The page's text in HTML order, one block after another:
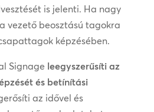
is jelenti. Ha nagy
vezető beosztású tagokra
képzésében.
Signage leegyszerűsíti az
és betínítási
az idővel és